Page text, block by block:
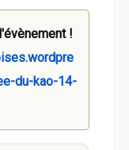
!
du-kao-14-